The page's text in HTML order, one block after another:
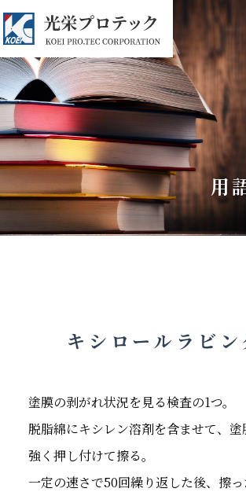
用
キシロールラビン
塗膜の剥がれ状況を見る検査の1つ。
脱脂綿にキシレン溶剤を含ませて、塗
強く押し付けて擦る。
一定の速さで50回繰り返した後、擦